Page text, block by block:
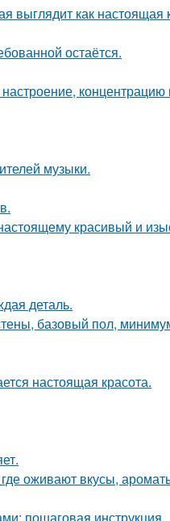
выглядит как настоящая
остаётся.
концентрацию
музыки.
красивый и
деталь.
базовый пол,
настоящая красота.
оживают вкусы,